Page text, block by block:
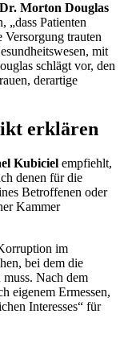
Dr. Morton Douglas
„dass Patienten
Versorgung trauten
mit
schlägt vor, den
derartige
erklären
Kubiciel empfiehlt,
denen für die
Betroffenen oder
Kammer
im
bei dem die
Nach dem
eigenem Ermessen,
Interesses“ für